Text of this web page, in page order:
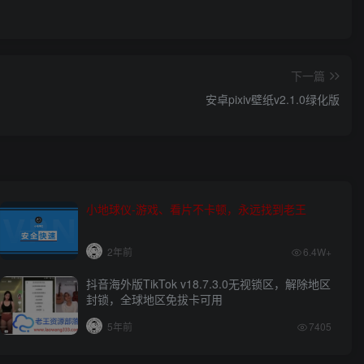
下一篇
安卓pixiv壁纸v2.1.0绿化版
小地球仪-游戏、看片不卡顿，永远找到老王
2年前 6.4W+
抖音海外版TikTok v18.7.3.0无视锁区，解除地区
封锁，全球地区免拔卡可用
5年前 7405